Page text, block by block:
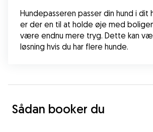
Hundepasseren passer din hund i dit
er der en til at holde øje med
være endnu mere tryg. Dette kan
løsning hvis du har flere hunde.
Sådan booker du